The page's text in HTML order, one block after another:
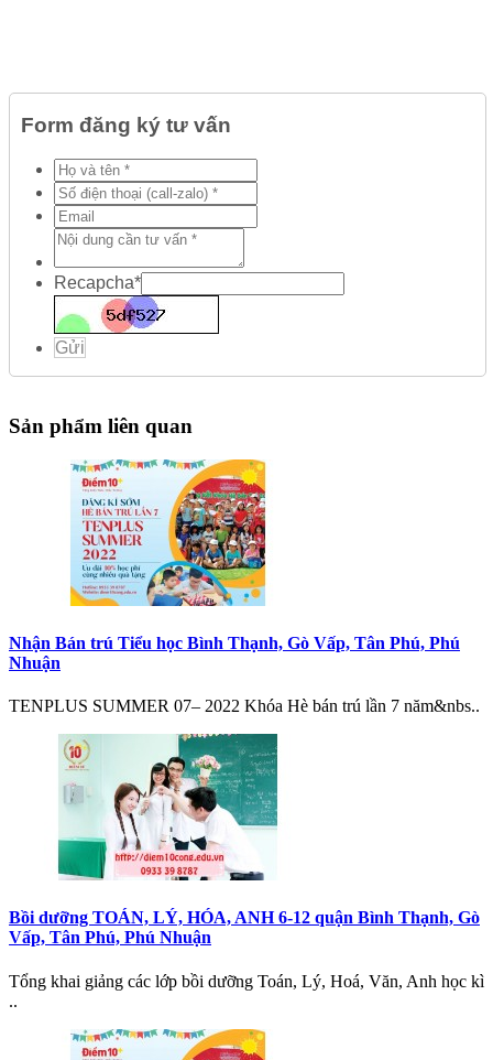
Form đăng ký tư vấn
Recapcha*
Gửi
Sản phẩm liên quan
Nhận Bán trú Tiểu học Bình Thạnh, Gò Vấp, Tân Phú, Phú
Nhuận
TENPLUS SUMMER 07– 2022 Khóa Hè bán trú lần 7 năm&nbs..
Bồi dưỡng TOÁN, LÝ, HÓA, ANH 6-12 quận Bình Thạnh, Gò
Vấp, Tân Phú, Phú Nhuận
Tổng khai giảng các lớp bồi dưỡng Toán, Lý, Hoá, Văn, Anh học kì
..